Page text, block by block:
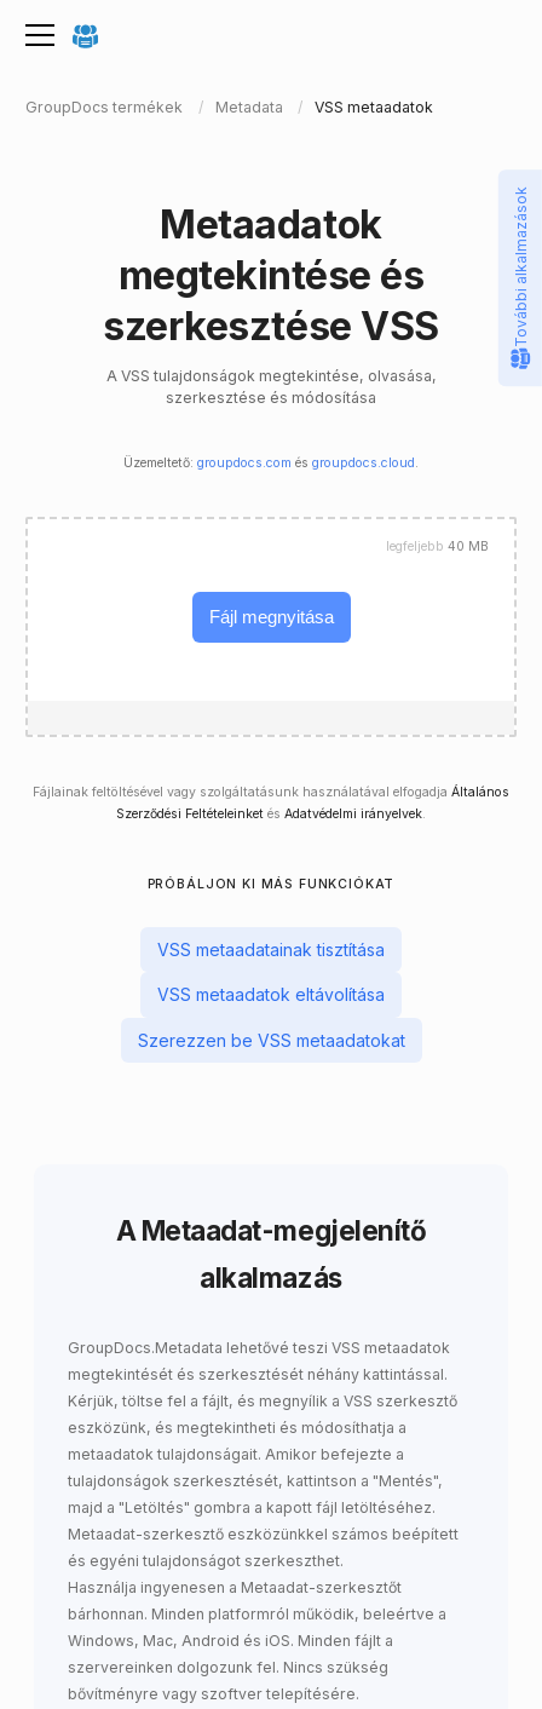
GroupDocs termékek Metadata VSS metaadatok
Metaadatok
megtekintése és
szerkesztése VSS
A VSS tulajdonságok megtekintése, olvasása,
szerkesztése és módosítása
Üzemeltető: groupdocs.com és groupdocs.cloud .
Fájl megnyitása
legfeljebb 40 MB
Fájlainak feltöltésével vagy szolgáltatásunk használatával elfogadja Általános
Szerződési Feltételeinket és Adatvédelmi irányelvek.
PRÓBÁLJON KI MÁS FUNKCIÓKAT
VSS metaadatainak tisztítása
VSS metaadatok eltávolítása
Szerezzen be VSS metaadatokat
A Metaadat-megjelenítő
alkalmazás
GroupDocs.Metadata lehetővé teszi VSS metaadatok
megtekintését és szerkesztését néhány kattintással.
Kérjük, töltse fel a fájlt, és megnyílik a VSS szerkesztő
eszközünk, és megtekintheti és módosíthatja a
metaadatok tulajdonságait. Amikor befejezte a
tulajdonságok szerkesztését, kattintson a "Mentés",
majd a "Letöltés" gombra a kapott fájl letöltéséhez.
Metaadat-szerkesztő eszközünkkel számos beépített
és egyéni tulajdonságot szerkeszthet.
Használja ingyenesen a Metaadat-szerkesztőt
bárhonnan. Minden platformról működik, beleértve a
Windows, Mac, Android és iOS. Minden fájlt a
szervereinken dolgozunk fel. Nincs szükség
bővítményre vagy szoftver telepítésére.
További alkalmazások